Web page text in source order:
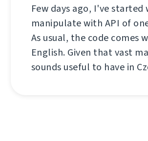
Few days ago, I've
manipulate with API of
As usual, the code
English. Given that vast
sounds useful to have in